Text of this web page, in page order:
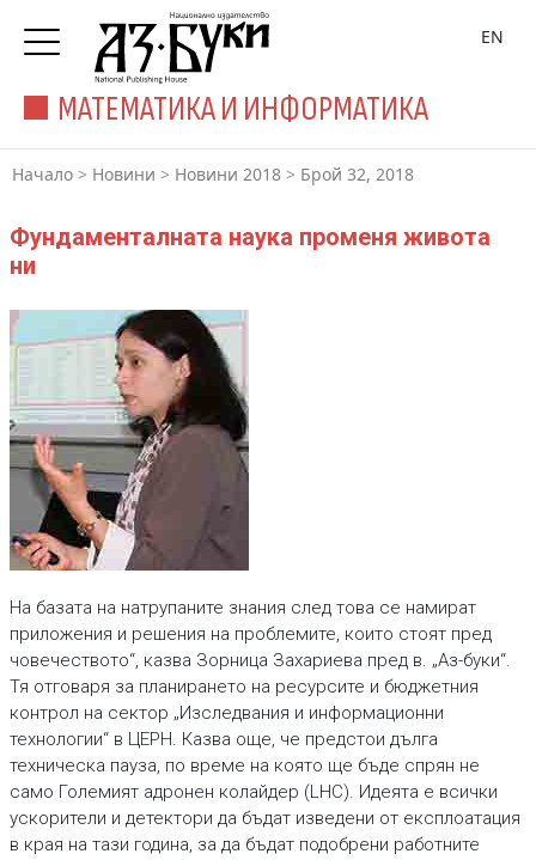
МАТЕМАТИКА И ИНФОРМАТИКА
EN
Начало > Новини > Новини 2018 > Брой 32, 2018
Фундаменталната наука променя живота
ни
На базата на натрупаните знания след това се намират
приложения и решения на проблемите, които стоят пред
човечеството“, казва Зорница Захариева пред в. „Аз-буки“.
Тя отговаря за планирането на ресурсите и бюджетния
контрол на сектор „Изследвания и информационни
технологии“ в ЦЕРН. Казва още, че предстои дълга
техническа пауза, по време на която ще бъде спрян не
само Големият адронен колайдер (LHC). Идеята е всички
ускорители и детектори да бъдат изведени от експлоатация
в края на тази година, за да бъдат подобрени работните